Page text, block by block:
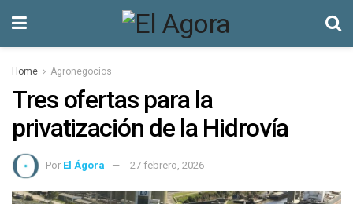
Home Agronegocios
Tres ofertas para la
privatización de la Hidrovía
Por El Ágora 27 febrero, 2026